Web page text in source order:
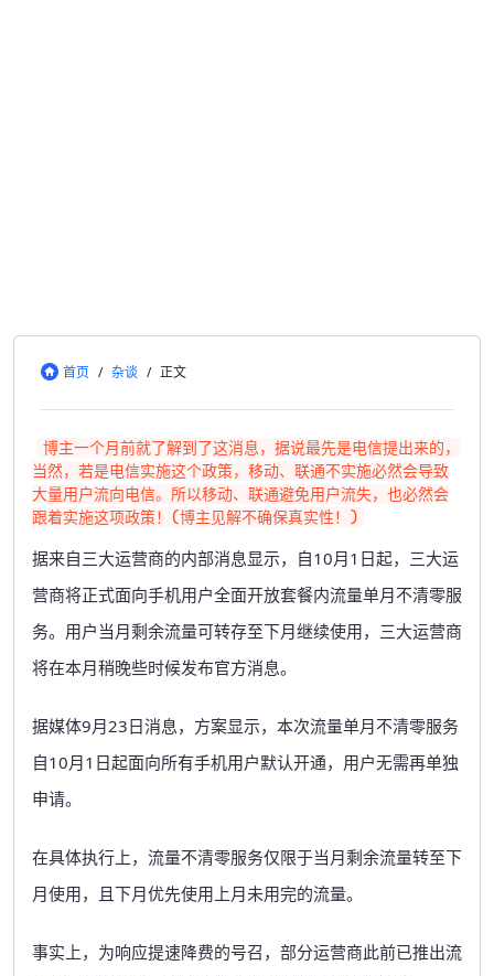
首页 / 杂谈 / 正文
博主一个月前就了解到了这消息，据说最先是电信提出来的，
当然，若是电信实施这个政策，移动、联通不实施必然会导致
大量用户流向电信。所以移动、联通避免用户流失，也必然会
据来自三大运营商的内部消息显示，自10月1日起，三大运
营商将正式面向手机用户全面开放套餐内流量单月不清零服
务。用户当月剩余流量可转存至下月继续使用，三大运营商
将在本月稍晚些时候发布官方消息。
据媒体9月23日消息，方案显示，本次流量单月不清零服务
自10月1日起面向所有手机用户默认开通，用户无需再单独
申请。
在具体执行上，流量不清零服务仅限于当月剩余流量转至下
月使用，且下月优先使用上月未用完的流量。
事实上，为响应提速降费的号召，部分运营商此前已推出流